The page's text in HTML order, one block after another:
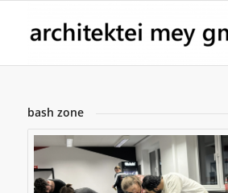
bash zone